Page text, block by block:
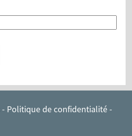
- Politique de confidentialité-